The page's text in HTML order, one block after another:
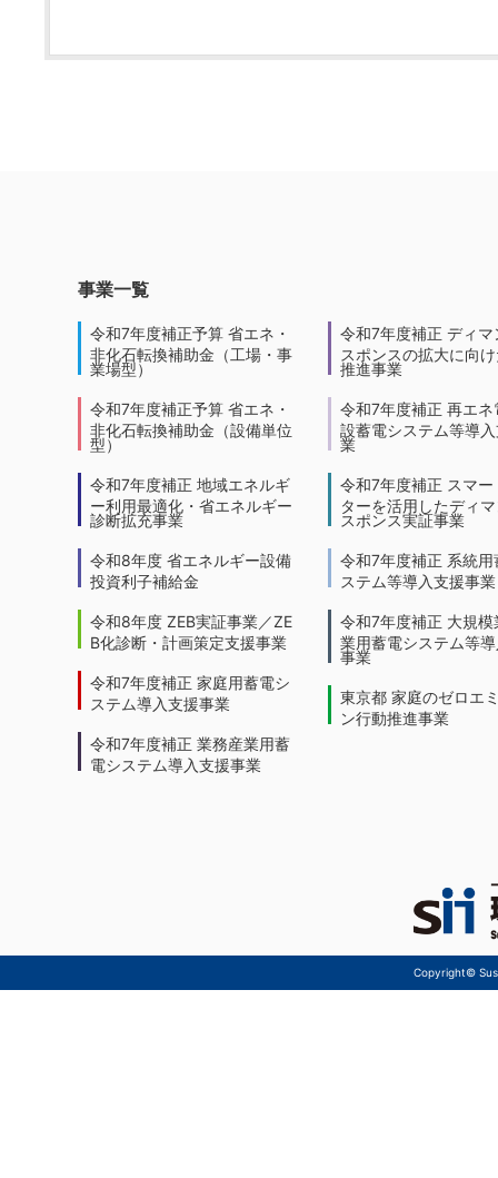
事業一覧
令和7年度補正予算 省エネ・
非化石転換補助金（工場・事
業場型）
令和7年度補正予算 省エネ・
非化石転換補助金（設備単位
型）
令和7年度補正 地域エネルギ
ー利用最適化・省エネルギー
診断拡充事業
令和8年度 省エネルギー設備
投資利子補給金
令和8年度 ZEB実証事業／ZE
B化診断・計画策定支援事業
令和7年度補正 家庭用蓄電シ
ステム導入支援事業
令和7年度補正 業務産業用蓄
電システム導入支援事業
令和7年度補正 ディマ
スポンスの拡大に向
推進事業
令和7年度補正 再エネ
設蓄電システム等導
業
令和7年度補正 スマー
ターを活用したディ
スポンス実証事業
令和7年度補正 系統用
ステム等導入支援事業
令和7年度補正 大規模
業用蓄電システム等
事業
東京都 家庭のゼロエ
ン行動推進事業
Copyright©